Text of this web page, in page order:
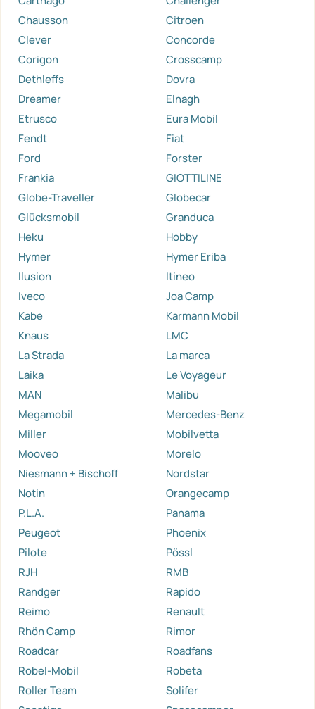
Chausson
Citroen
Clever
Concorde
Corigon
Crosscamp
Dethleffs
Dovra
Dreamer
Elnagh
Etrusco
Eura Mobil
Fendt
Fiat
Ford
Forster
Frankia
GIOTTILINE
Globe-Traveller
Globecar
Glücksmobil
Granduca
Heku
Hobby
Hymer
Hymer Eriba
Ilusion
Itineo
Iveco
Joa Camp
Kabe
Karmann Mobil
Knaus
LMC
La Strada
La marca
Laika
Le Voyageur
MAN
Malibu
Megamobil
Mercedes-Benz
Miller
Mobilvetta
Mooveo
Morelo
Niesmann + Bischoff
Nordstar
Notin
Orangecamp
P.L.A.
Panama
Peugeot
Phoenix
Pilote
Pössl
RJH
RMB
Randger
Rapido
Reimo
Renault
Rhön Camp
Rimor
Roadcar
Roadfans
Robel-Mobil
Robeta
Roller Team
Solifer